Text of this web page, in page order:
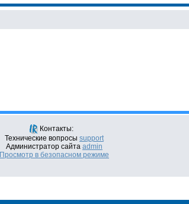
Контакты:
Технические вопросы support
Администратор сайта admin
Просмотр в безопасном режиме